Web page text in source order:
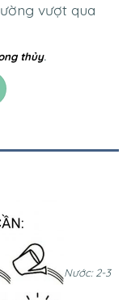
vượt qua
thủy.
Nước: 2-3